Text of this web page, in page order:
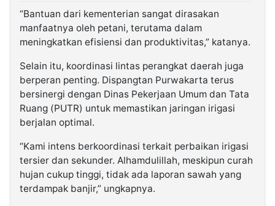
“Bantuan dari kementerian sangat dirasakan
manfaatnya oleh petani, terutama dalam
meningkatkan efisiensi dan produktivitas,” katanya.
Selain itu, koordinasi lintas perangkat daerah juga
berperan penting. Dispangtan Purwakarta terus
bersinergi dengan Dinas Pekerjaan Umum dan Tata
Ruang (PUTR) untuk memastikan jaringan irigasi
berjalan optimal.
“Kami intens berkoordinasi terkait perbaikan irigasi
tersier dan sekunder. Alhamdulillah, meskipun curah
hujan cukup tinggi, tidak ada laporan sawah yang
terdampak banjir,” ungkapnya.